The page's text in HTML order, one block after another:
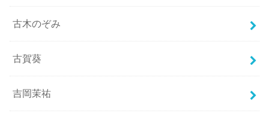
古木のぞみ
古賀葵
吉岡茉祐